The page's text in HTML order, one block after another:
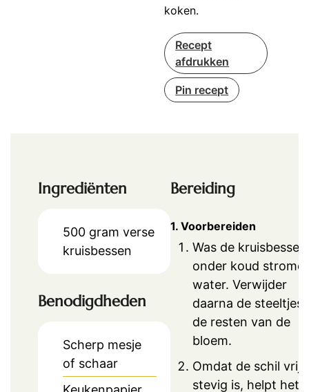
koken.
Recept
afdrukken
Pin recept
Ingrediënten
500 gram verse
kruisbessen
Benodigdheden
Scherp mesje
of schaar
Bereiding
1. Voorbereiden
Was de kruisbessen
onder koud
water. Verwijder
daarna de steeltjes
de resten van de
bloem.
Omdat de schil vrij
stevig is, helpt het